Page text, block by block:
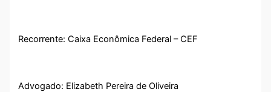
Recorrente: Caixa Econômica Federal – CEF
Advogado: Elizabeth Pereira de Oliveira